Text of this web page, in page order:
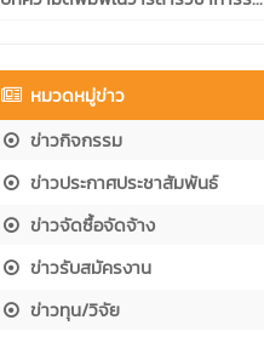
หมวดหมู่ข่าว
ข่าวกิจกรรม
ข่าวประกาศประชาสัมพันธ์
ข่าวจัดซื้อจัดจ้าง
ข่าวรับสมัครงาน
ข่าวทุน/วิจัย